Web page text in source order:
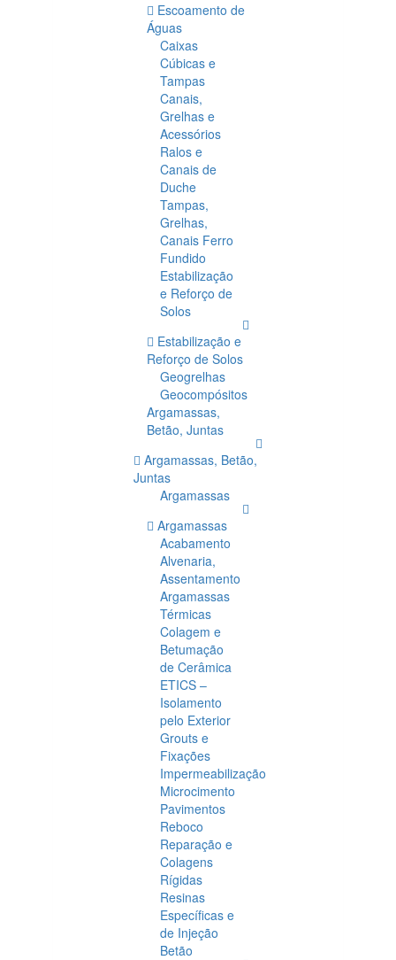
Escoamento de
Águas
Caixas
Cúbicas e
Tampas
Canais,
Grelhas e
Acessórios
Ralos e
Canais de
Duche
Tampas,
Grelhas,
Canais Ferro
Fundido
Estabilização
e Reforço de
Solos
Estabilização e
Reforço de Solos
Geogrelhas
Geocompósitos
Argamassas,
Betão, Juntas
Argamassas, Betão,
Juntas
Argamassas
Argamassas
Acabamento
Alvenaria,
Assentamento
Argamassas
Térmicas
Colagem e
Betumação
de Cerâmica
ETICS –
Isolamento
pelo Exterior
Grouts e
Fixações
Impermeabilização
Microcimento
Pavimentos
Reboco
Reparação e
Colagens
Rígidas
Resinas
Específicas e
de Injeção
Betão